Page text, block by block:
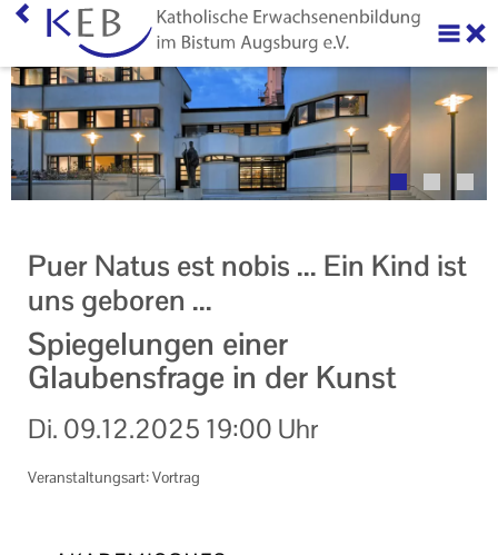
Puer Natus est nobis ... Ein Kind ist
uns geboren ...
Spiegelungen einer
Glaubensfrage in der Kunst
Di. 09.12.2025 19:00 Uhr
Veranstaltungsart: Vortrag
Home
Über uns
Neuigkeiten
KEB Online
Themen "Im Blick"
Online-Veranstaltungen
Barrierefreie Veranstaltungen
Ihr Kontakt zu uns